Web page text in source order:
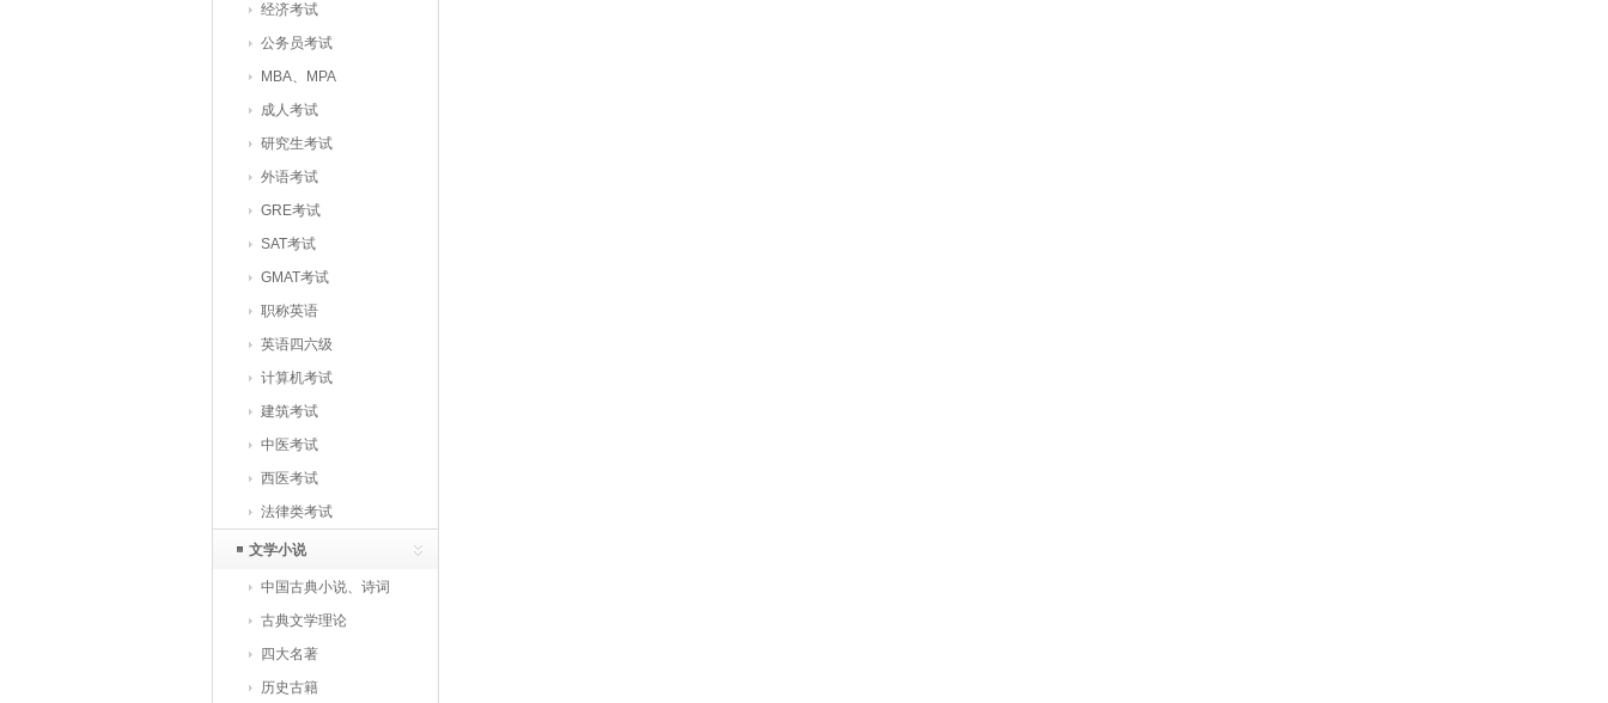
经济考试
公务员考试
MBA、MPA
成人考试
研究生考试
外语考试
GRE考试
SAT考试
GMAT考试
职称英语
英语四六级
计算机考试
建筑考试
中医考试
西医考试
法律类考试
文学小说
中国古典小说、诗词
古典文学理论
四大名著
历史古籍